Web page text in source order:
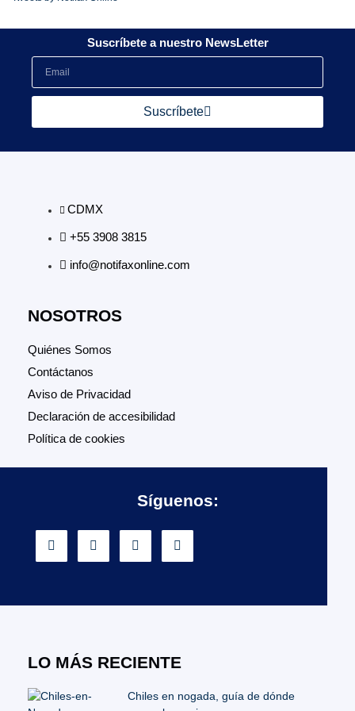
Suscríbete a nuestro NewsLetter
Suscríbete
CDMX
+55 3908 3815
info@notifaxonline.com
NOSOTROS
Quiénes Somos
Contáctanos
Aviso de Privacidad
Declaración de accesibilidad
Política de cookies
Síguenos:
LO MÁS RECIENTE
Chiles en nogada, guía de dónde